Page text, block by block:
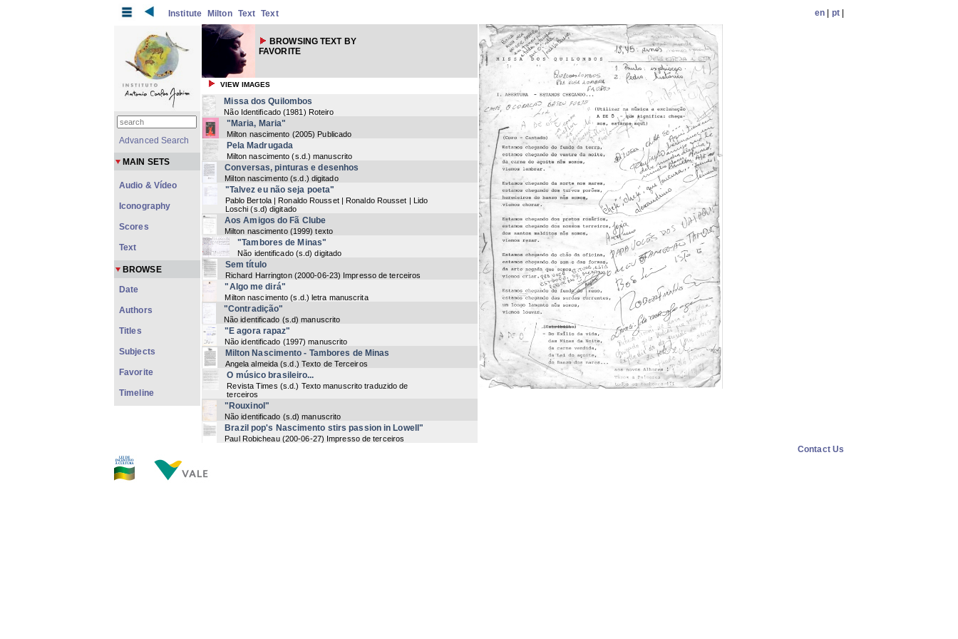
Institute Milton Text Text en pt|
BROWSING TEXT BY
FAVORITE
VIEW IMAGES
Missa dos Quilombos
Não Identificado (1981 ) Roteiro
"Maria, Maria"
Milton nascimento (2005) Publicado
Pela Madrugada
Milton nascimento (s.d. ) manuscrito
Conversas, pinturas e desenhos
Milton nascimento (s.d. ) digitado
"Talvez eu não seja poeta"
Pablo Bertola | Ronaldo Rousset | Ronaldo Rousset | Lido
Loschi (s.d) digitado
Aos Amigos do Fã Clube
Milton nascimento (1999) texto
"Tambores de Minas"
Não identificado (s.d) digitado
Sem título
Richard Harrington (2000-06-23) Impresso de terceiros
"Algo me dirá"
Milton nascimento (s.d. ) letra manuscrita
"Contradição"
Não identificado (s.d) manuscrito
"E agora rapaz"
Não identificado (1997) manuscrito
Milton Nascimento - Tambores de Minas
Angela almeida (s.d. ) Texto de Terceiros
O músico brasileiro...
Revista Times (s.d.) Texto manuscrito traduzido de
terceiros
"Rouxinol"
Não identificado (s.d) manuscrito
Brazil pop's Nascimento stirs passion in Lowell"
Paul Robicheau (200-06-27) Impresso de terceiros
Advanced Search
MAIN SETS
Audio & Vídeo
Iconography
Scores
Text
BROWSE
Date
Authors
Titles
Subjects
Favorite
Timeline
Contact Us